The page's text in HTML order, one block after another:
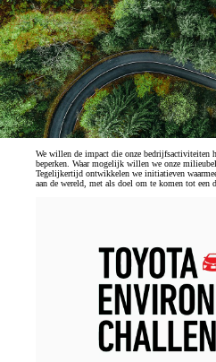
We willen de impact die onze bedrijfsactiviteiten
beperken. Waar mogelijk willen we onze
Tegelijkertijd ontwikkelen we initiatieven
aan de wereld, met als doel om te komen tot een